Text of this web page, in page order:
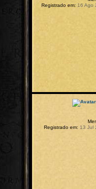
Registrado em: 16 Ago
Registrado em: 13 Jul